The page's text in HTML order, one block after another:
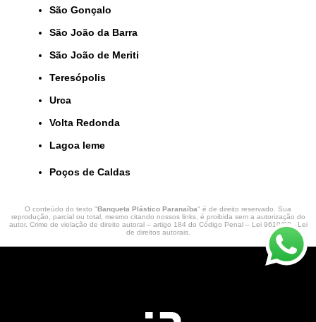
São Gonçalo
São João da Barra
São João de Meriti
Teresópolis
Urca
Volta Redonda
lagoa leme
Poços de Caldas
O conteúdo do texto "Banqueta Plástico Paranaíba" é de direito reservado. Sua
reprodução, parcial ou total, mesmo citando nossos links, é proibida sem a autorização do
autor. Crime de violação de direito autoral – artigo 184 do Código Penal – Lei 9610/98 - Lei
de direitos autorais.